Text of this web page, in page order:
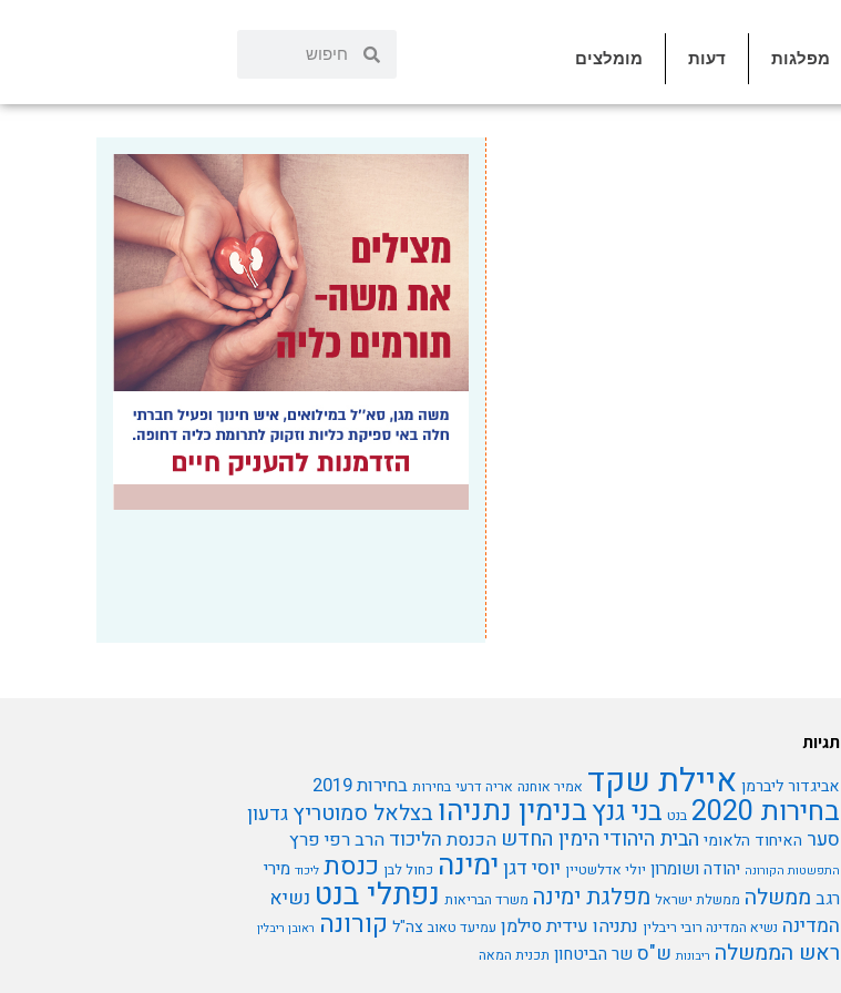
מפלגות דעות מומלצים
תגיות
אביגדור ליברמן איילת שקד אמיר אוחנה אריה דרעי בחירות בחירות 2019
בחירות 2020 בנט בני גנץבנימין נתניהובצלאל סמוטריץ גדעון
סער האיחוד הלאומי הבית היהודיהימין החדש הכנסת הליכוד הרב רפי פרץ
התפשטות הקורונה יהודה ושומרון יולי אדלשטיין יוסי דגן ימינה כחול לבן כנסת ליכוד מירי
רגב ממשלה ממשלת ישראל מפלגת ימינה משרד הבריאות נפתלי בנט נשיא
המדינה נשיא המדינה רובי ריבלין נתניהו עידית סילמן עמיעד טאוב צה"ל קורונה ראובן ריבלין
ראש הממשלה ריבונות ש"ס שר הביטחון תכנית המאה